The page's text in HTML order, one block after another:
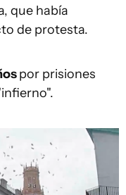
que había
de protesta.
por prisiones